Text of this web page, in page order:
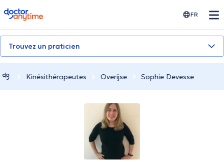
doctoranytime FR
Trouvez un praticien
Kinésithérapeutes Overijse Sophie Devesse